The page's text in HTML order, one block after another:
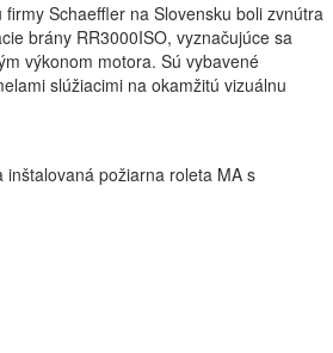
Schaeffler na Slovensku boli zvnútra
brány RR3000ISO, vyznačujúce sa
výkonom motora. Sú vybavené
slúžiacimi na okamžitú vizuálnu
požiarna roleta MA s